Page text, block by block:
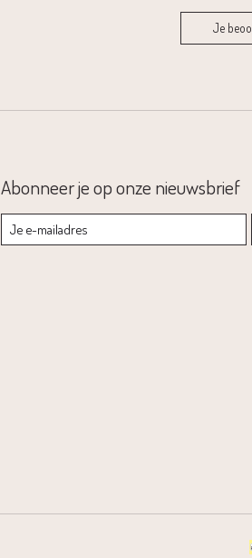
Je
Abonneer je op onze nieuwsbrief